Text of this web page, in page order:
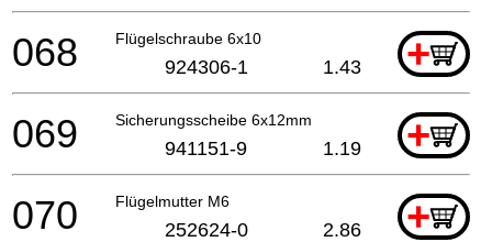
Flügelschraube 6x10 +
068 924306-1 1.43
Sicherungsscheibe 6x12mm +
069 941151-9 1.19
Flügelmutter M6 +
070 252624-0 2.86